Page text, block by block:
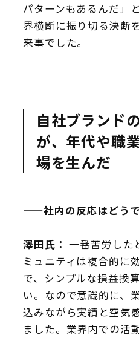
パターンもあるんだ」
界横断に振り切る決断
来事でした。
自社ブランド
が、年代や職
場を生んだ
——社内の反応はどう
澤田氏： 一番苦労した
ミュニティは複合的に
で、シンプルな損益換
い。なので意識的に、
込みながら実績と空気
ました。業界内での活